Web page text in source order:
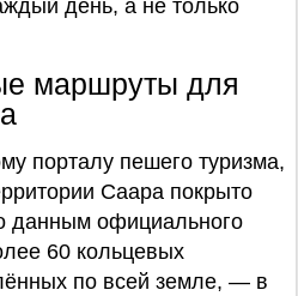
день, а не только
маршруты для
порталу пешего туризма,
Саара покрыто
данным официального
60 кольцевых
по всей земле, — в